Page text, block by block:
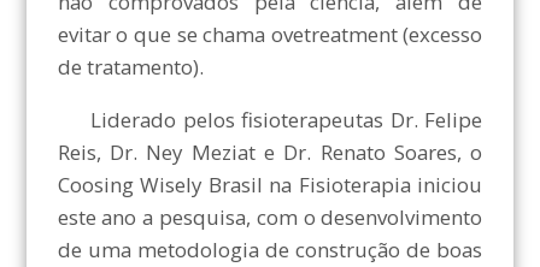
evitar o que se chama ovetreatment (excesso
de tratamento).
Liderado pelos fisioterapeutas Dr. Felipe
Reis, Dr. Ney Meziat e Dr. Renato Soares, o
Coosing Wisely Brasil na Fisioterapia iniciou
este ano a pesquisa, com o desenvolvimento
de uma metodologia de construção de boas